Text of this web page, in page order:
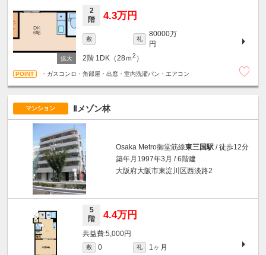
2
階
4.3万円
敷 礼
80000万
円
2階 1DK（28ｍ2 ）
・ガスコンロ・角部屋・出窓・室内洗濯パン・エアコン
マンション Ⅱメゾン林
Osaka Metro御堂筋線東三国駅 / 徒歩12分
築年月1997年3月 / 6階建
大阪府大阪市東淀川区西淡路2
5
階
4.4万円
5,000円
敷 0 礼
1ヶ月